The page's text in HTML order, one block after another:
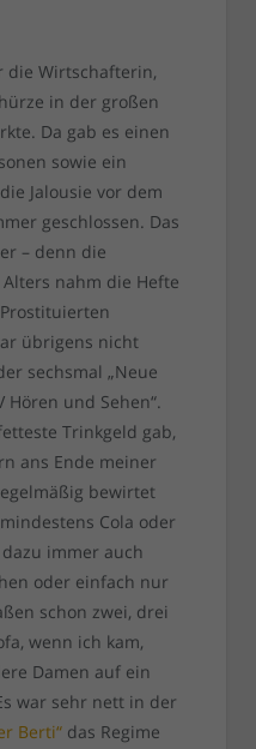
die Wirtschafterin,
in der großen
Da gab es einen
sowie ein
Jalousie vor dem
geschlossen. Das
– denn die
nahm die Hefte
übrigens nicht
sechsmal „Neue
Hören und Sehen“.
Trinkgeld gab,
ans Ende meiner
bewirtet
Cola oder
immer auch
oder einfach nur
schon zwei, drei
wenn ich kam,
Damen auf ein
war sehr nett in der
Berti“das Regime